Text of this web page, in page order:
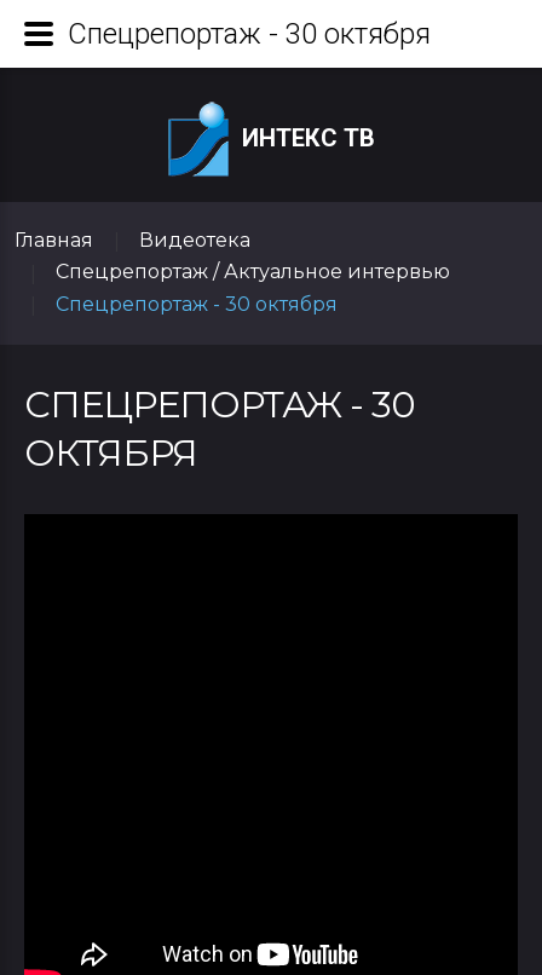
ИНТЕКС ТВ
Главная
Видеотека
Спецрепортаж / Актуальное интервью
Спецрепортаж - 30 октября
СПЕЦРЕПОРТАЖ - 30
ОКТЯБРЯ
Спецрепортаж - 30 октября